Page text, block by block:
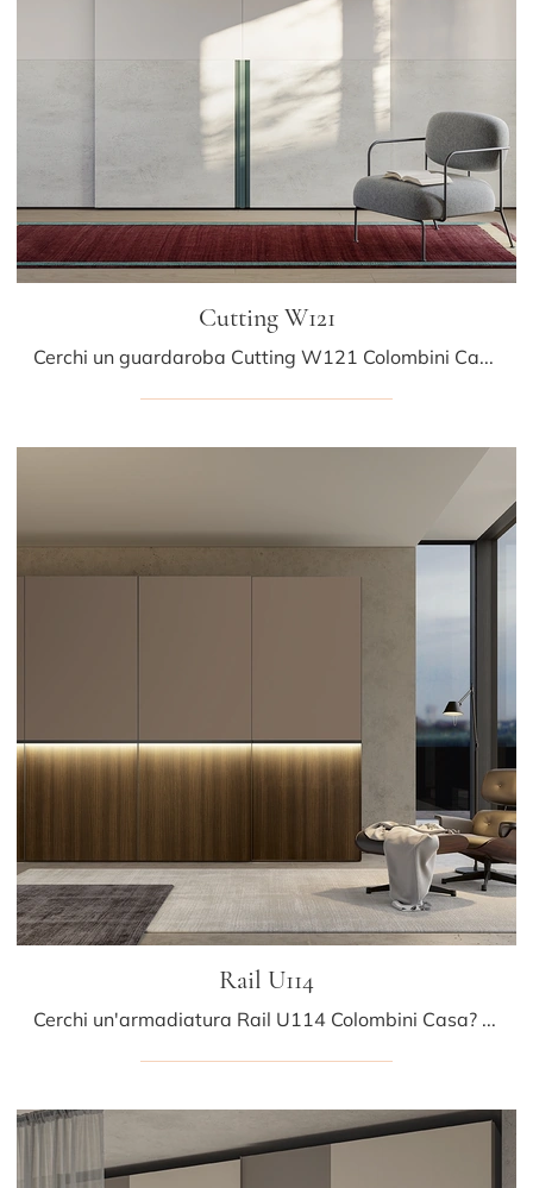
Cutting W121
Cerchi un guardaroba Cutting W121 Colombini Casa? Clicca subito! Gli armadi a muro con ante scorrevoli ti attendono.
Rail U114
Cerchi un'armadiatura Rail U114 Colombini Casa? Clicca subito! Gli armadi a muro con ante scorrevoli ti attendono.